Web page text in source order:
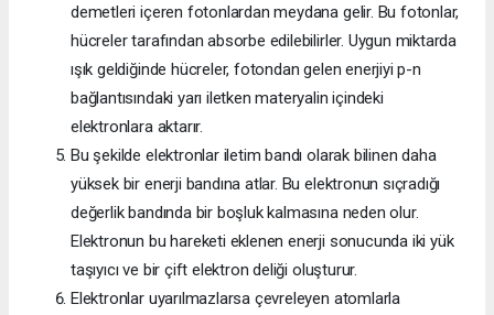
demetleri içeren fotonlardan meydana gelir. Bu fotonlar,
hücreler tarafından absorbe edilebilirler. Uygun miktarda
ışık geldiğinde hücreler, fotondan gelen enerjiyi p-n
bağlantısındaki yarı iletken materyalin içindeki
elektronlara aktarır.
Bu şekilde elektronlar iletim bandı olarak bilinen daha
yüksek bir enerji bandına atlar. Bu elektronun sıçradığı
değerlik bandında bir boşluk kalmasına neden olur.
Elektronun bu hareketi eklenen enerji sonucunda iki yük
taşıyıcı ve bir çift elektron deliği oluşturur.
Elektronlar uyarılmazlarsa çevreleyen atomlarla